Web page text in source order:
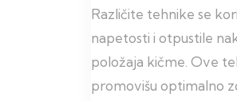
Različite tehnike se
napetosti i otpustile
položaja kičme. Ove
promovišu optimalno